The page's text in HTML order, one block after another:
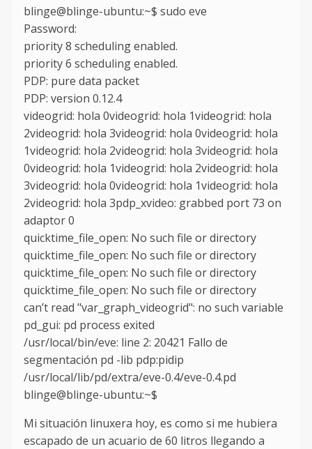
blinge@blinge-ubuntu:~$ sudo eve
Password:
priority 8 scheduling enabled.
priority 6 scheduling enabled.
PDP: pure data packet
PDP: version 0.12.4
videogrid: hola 0videogrid: hola 1videogrid: hola
2videogrid: hola 3videogrid: hola 0videogrid: hola
1videogrid: hola 2videogrid: hola 3videogrid: hola
0videogrid: hola 1videogrid: hola 2videogrid: hola
3videogrid: hola 0videogrid: hola 1videogrid: hola
2videogrid: hola 3pdp_xvideo: grabbed port 73 on
adaptor 0
quicktime_file_open: No such file or directory
quicktime_file_open: No such file or directory
quicktime_file_open: No such file or directory
quicktime_file_open: No such file or directory
can’t read "var_graph_videogrid": no such variable
pd_gui: pd process exited
/usr/local/bin/eve: line 2: 20421 Fallo de
segmentación pd -lib pdp:pidip
/usr/local/lib/pd/extra/eve-0.4/eve-0.4.pd
blinge@blinge-ubuntu:~$
Mi situación linuxera hoy, es como si me hubiera
escapado de un acuario de 60 litros llegando a